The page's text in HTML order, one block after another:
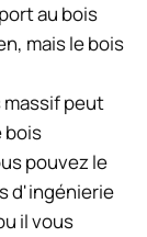
au bois
mais le bois
massif peut
bois
pouvez le
d'ingénierie
il vous